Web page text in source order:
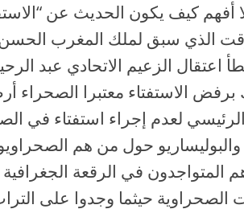
كيف يكون الحديث عن
الذي سبق لملك المغرب الحسن
اعتقال الزعيم الاتحادي عبد
الاستفتاء معتبرا الصحراء
لعدم إجراء استفتاء في
والبوليساريو حول من هم
المتواجدون في الرقعة الجغرافية
الصحراوية حيثما وجدوا على